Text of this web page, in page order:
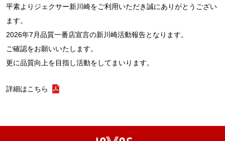
平素よりジェクサー新川崎をご利用いただき誠にありがとうござい
ます。
2026年7月品質一番店宣言の新川崎活動報告となります。
ご確認をお願いいたします。
更に品質向上を目指し活動をしてまいります。
詳細はこちら